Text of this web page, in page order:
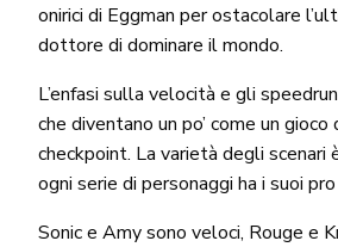
onirici di Eggman per ostacolare
dottore di dominare il mondo.
L’enfasi sulla velocità e gli
che diventano un po’ come un gioco
checkpoint. La varietà degli scenari
ogni serie di personaggi ha i suoi
Sonic e Amy sono veloci, Rouge e